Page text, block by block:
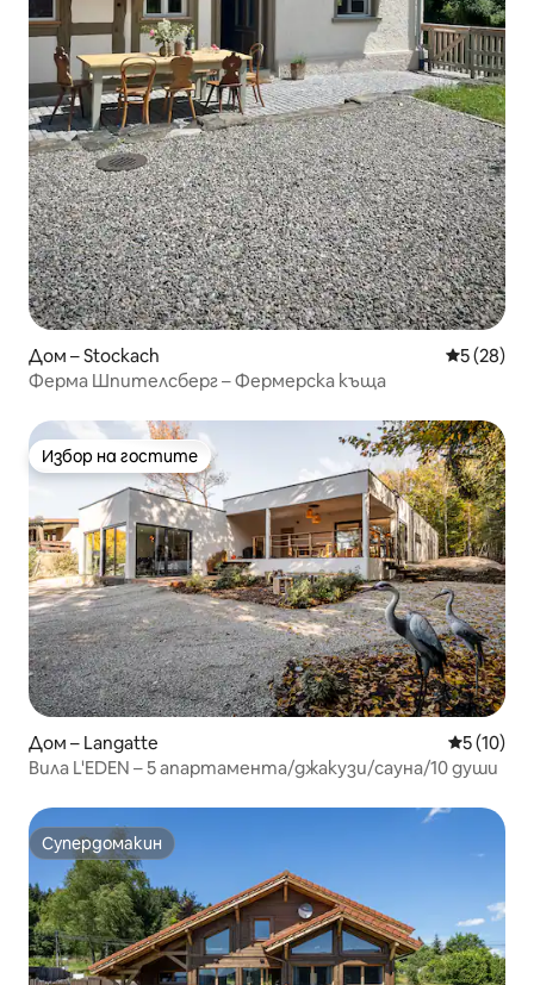
Дом – Stockach Средна
5 (28)
Ферма Шпителсберг – Фермерска къща
Избор на гостите
Избор на гостите
Дом – Langatte Средна
5 (10)
Вила L'EDEN – 5 апартамента/джакузи/сауна/10 души
Супердомакин
Супердомакин